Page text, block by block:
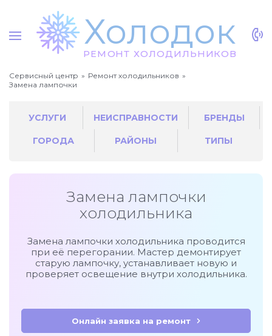
Холодок
РЕМОНТ ХОЛОДИЛЬНИКОВ
Сервисный центр
Ремонт холодильников
Замена лампочки
УСЛУГИ НЕИСПРАВНОСТИ БРЕНДЫ
ГОРОДА РАЙОНЫ ТИПЫ
Замена лампочки
холодильника
Замена лампочки холодильника проводится
при её перегорании. Мастер демонтирует
старую лампочку, устанавливает новую и
проверяет освещение внутри холодильника.
Онлайн заявка на ремонт